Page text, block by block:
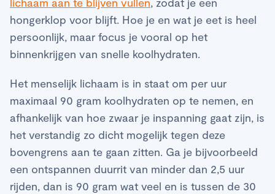
hongerklop voor blijft. Hoe je en wat je eet is heel
persoonlijk, maar focus je vooral op het
binnenkrijgen van snelle koolhydraten.
Het menselijk lichaam is in staat om per uur
maximaal 90 gram koolhydraten op te nemen, en
afhankelijk van hoe zwaar je inspanning gaat zijn, is
het verstandig zo dicht mogelijk tegen deze
bovengrens aan te gaan zitten. Ga je bijvoorbeeld
een ontspannen duurrit van minder dan 2,5 uur
rijden, dan is 90 gram wat veel en is tussen de 30